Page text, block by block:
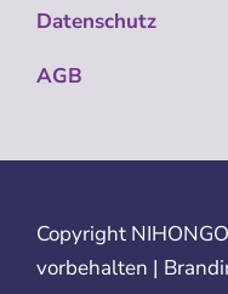
Datenschutz
AGB
Copyright
vorbehalten |